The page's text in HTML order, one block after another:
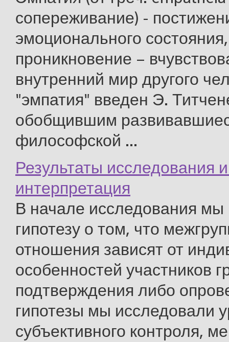
сопереживание) -
эмоционального состояния,
проникновение –
внутренний мир другого
"эмпатия" введен Э.
обобщившим
философской ...
Результаты исследования
интерпретация
В начале исследования мы
гипотезу о том, что
отношения зависят от
особенностей участников
подтверждения либо
гипотезы мы исследовали
субъективного контроля,